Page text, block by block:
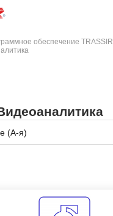
обеспечение TRASSIR
(А-я)